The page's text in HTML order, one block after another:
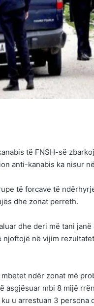
të FNSH-së
anti-kanabis ka nisur
të forcave të
dhe zonat perreth.
dhe deri më tani
njoftojë në vijim
ndër zonat më
asgjësuar mbi 8 mijë
u arrestuan 3 persona